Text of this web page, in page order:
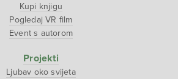
Kupi knjigu
Pogledaj VR film
Event s autorom
Projekti
Ljubav oko svijeta